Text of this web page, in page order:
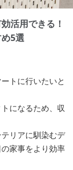
活用できる！
5選
トに行いたいと
になるため、収
リアに馴染むデ
家事をより効率